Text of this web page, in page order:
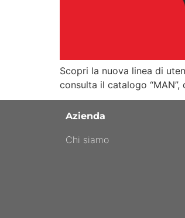
Scopri la nuova linea di
consulta il catalogo
Azienda
Chi siamo